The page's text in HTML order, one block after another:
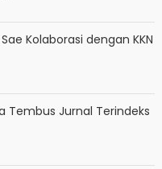
Kolaborasi dengan KKN
Tembus Jurnal Terindeks